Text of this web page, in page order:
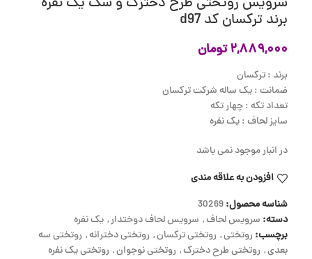
برند ترکسان کد d97
۲,۸۸۹,۰۰۰تومان
برند : ترکسان
ضمانت : یک ساله شرکت ترکسان
تعداد تکه : چهار تکه
سایز لحاف : یک نفره
در انبار موجود نمی باشد
افزودن به علاقه مندی
شناسه محصول:30269
دسته: سرویس لحاف, سرویس لحاف دوختدار, یک نفره
برچسب: روتختی, روتختی ترکسان, روتختی دخترانه, روتختی سه
بعدی, روتختی طرح دخترک, روتختی نوجوان, روتختی یک نفره